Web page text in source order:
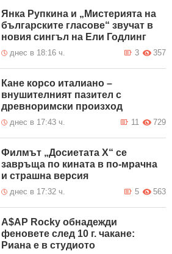
Янка Рупкина и „Мистерията на
българските гласове“ звучат в
новия сингъл на Ели Годлинг
днес в 18:16 ч. 357
3
Кане корсо италиано –
внушителният пазител с
древноримски произход
днес в 17:43 ч. 729
11
Филмът „Досиетата Х“ се
завръща по кината в по-мрачна
и страшна версия
днес в 17:32 ч. 563
5
A$AP Rocky обнадежди
феновете след 10 г. чакане:
Риана е в студиото